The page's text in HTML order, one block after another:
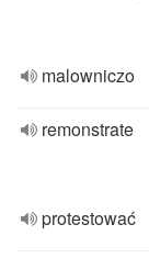
malowniczo
remonstrate
protestować